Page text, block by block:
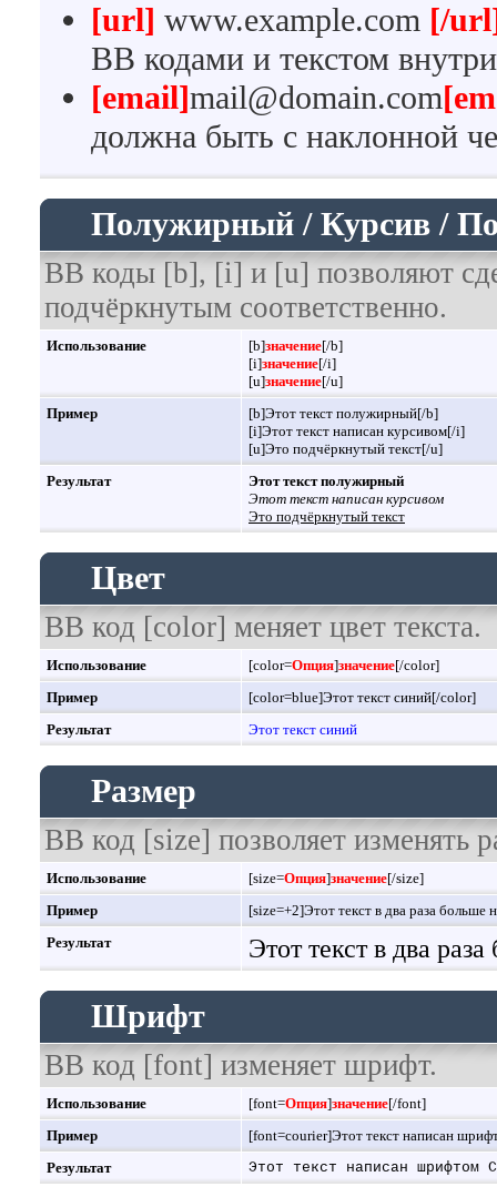
[url] www.example.com [/
BB кодами и текстом
[email]mail@domain.com
должна быть с наклонной
Полужирный / Курсив /
BB коды [b], [i] и [u] позволяют
подчёркнутым соответственно.
Использование [b]значение[/b]
[i]значение[/i]
[u]значение[/u]
Пример
[b]Этот текст полужирный[/b]
[i]Этот текст написан курсивом[/i]
[u]Это подчёркнутый текст[/u]
Результат
Этот текст полужирный
Этот текст написан курсивом
Это подчёркнутый текст
Цвет
BB код [color] меняет цвет текста.
Использование [color=Опция]значение[/color]
Пример
[color=blue]Этот текст синий[/color]
Результат
Этот текст синий
Размер
BB код [size] позволяет изменять
Использование [size=Опция]значение[/size]
Пример
[size=+2]Этот текст в два раза больше
Результат
Этот текст в два
Шрифт
BB код [font] изменяет шрифт.
Использование [font=Опция]значение[/font]
Пример
[font=courier]Этот текст написан
Результат
Этот текст написан шрифтом